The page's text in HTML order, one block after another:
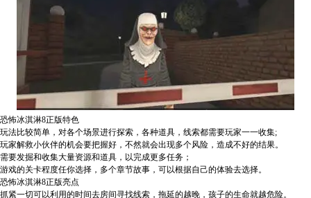
恐怖冰淇淋8正版特色
玩法比较简单，对各个场景进行探索，各种道具，线索都需要玩家一一收集;
玩家解救小伙伴的机会要把握好，不然就会出现多个风险，造成不好的结果。
需要发掘和收集大量资源和道具，以完成更多任务；
游戏的关卡程度任你选择，多个章节故事，可以根据自己的体验去选择。
恐怖冰淇淋8正版亮点
抓紧一切可以利用的时间去房间寻找线索，拖延的越晚，孩子的生命就越危险。